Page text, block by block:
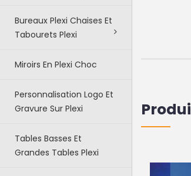
Bureaux Plexi Chaises Et
Tabourets Plexi
Miroirs En Plexi Choc
Personnalisation Logo Et
Gravure Sur Plexi
Tables Basses Et
Grandes Tables Plexi